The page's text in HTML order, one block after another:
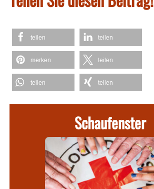
teilen teilen
merken teilen
teilen teilen
Schaufenster